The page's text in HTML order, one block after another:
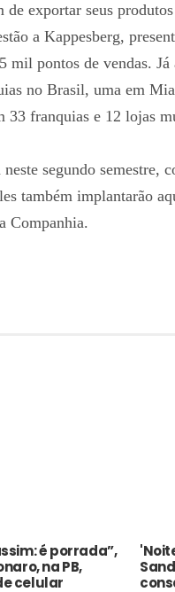
exportar seus
a Kappesberg,
mil pontos de vendas.
no Brasil, uma em
33 franquias e 12 lojas
segundo semestre,
também implantarão
Companhia.
é porrada”,
na PB,
celular